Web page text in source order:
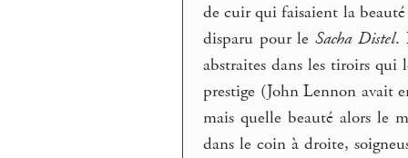
de cuir qui faisaient la
disparu pour leSacha Distel.
abstraites dans les tiroirs
prestige (John Lennon avait
mais quelle beauté alors le
dans le coin à droite,